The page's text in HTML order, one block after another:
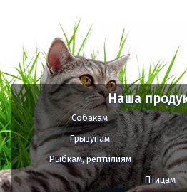
Наша
Собакам
Грызунам
Рыбкам, рептилиям
Птицам